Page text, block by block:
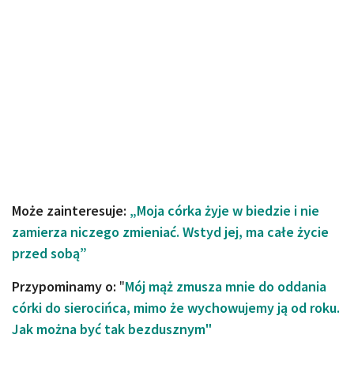
Może zainteresuje: „Moja córka żyje w biedzie i nie
zamierza niczego zmieniać. Wstyd jej, ma całe życie
przed sobą”
Przypominamy o: "Mój mąż zmusza mnie do oddania
córki do sierocińca, mimo że wychowujemy ją od roku.
Jak można być tak bezdusznym"